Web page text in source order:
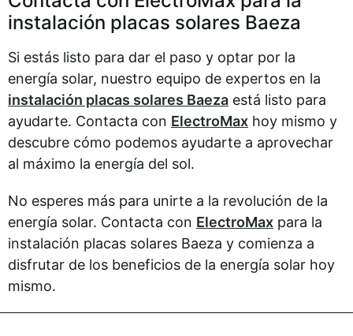
instalación placas solares Baeza
Si estás listo para dar el paso y optar por la
energía solar, nuestro equipo de expertos en la
instalación placas solares Baeza está listo para
ayudarte. Contacta con ElectroMax hoy mismo y
descubre cómo podemos ayudarte a aprovechar
al máximo la energía del sol.
No esperes más para unirte a la revolución de la
energía solar. Contacta con ElectroMax para la
instalación placas solares Baeza y comienza a
disfrutar de los beneficios de la energía solar hoy
mismo.